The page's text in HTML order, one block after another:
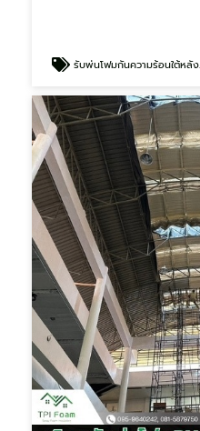
รับพ่นโฟมกันความร้อนใต้หลังคา